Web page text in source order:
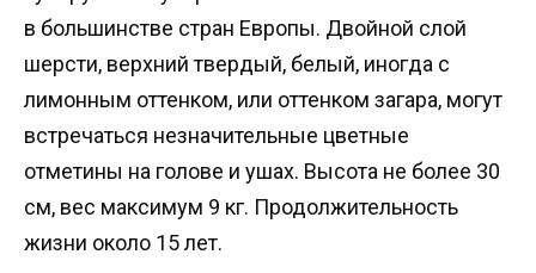
в большинстве стран Европы. Двойной слой
шерсти, верхний твердый, белый, иногда с
лимонным оттенком, или оттенком загара, могут
встречаться незначительные цветные
отметины на голове и ушах. Высота не более 30
см, вес максимум 9 кг. Продолжительность
жизни около 15 лет.